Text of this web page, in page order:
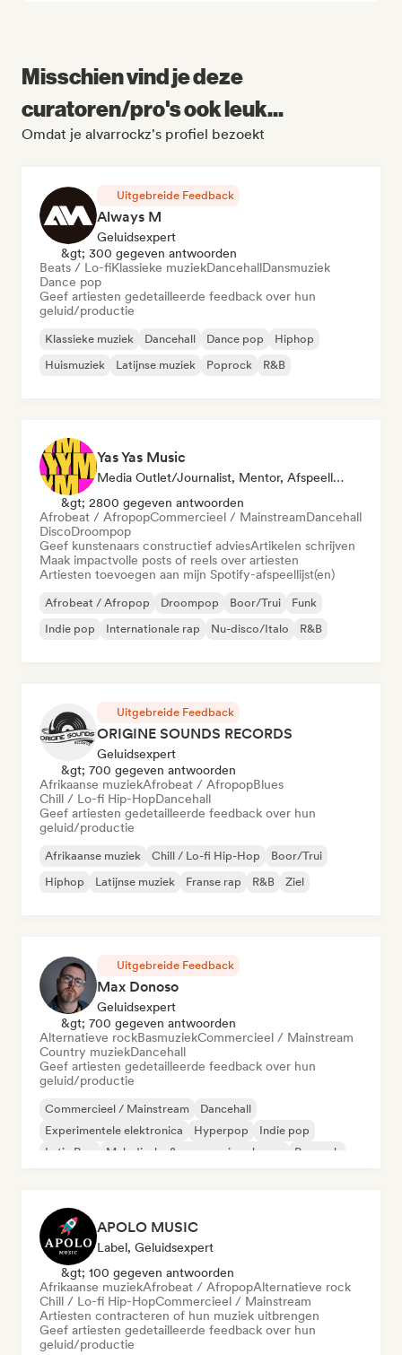
Misschien vind je deze
curatoren/pro's ook leuk...
Omdat je alvarrockz's profiel bezoekt
Uitgebreide Feedback
Always M
Geluidsexpert
&gt; 300 gegeven antwoorden
Beats / Lo-fiKlassieke muziekDancehallDansmuziek
Dance pop
Geef artiesten gedetailleerde feedback over hun
geluid/productie
Klassieke muziek Dancehall Dance pop
Hiphop
Huismuziek
Latijnse muziek Poprock R&B
Yas Yas Music
Media Outlet/Journalist, Mentor, Afspeellijst Curator, Sociale Media Beïnvloeder
&gt; 2800 gegeven antwoorden
Afrobeat / AfropopCommercieel / MainstreamDancehall
DiscoDroompop
Geef kunstenaars constructief adviesArtikelen schrijven
Maak impactvolle posts of reels over artiesten
Artiesten toevoegen aan mijn Spotify-afspeellijst(en)
Afrobeat / Afropop Droompop Boor/Trui
Funk
Indie pop
Internationale rap Nu-disco/Italo R&B
Uitgebreide Feedback
ORIGINE SOUNDS RECORDS
Geluidsexpert
&gt; 700 gegeven antwoorden
Afrikaanse muziekAfrobeat / AfropopBlues
Chill / Lo-fi Hip-HopDancehall
Geef artiesten gedetailleerde feedback over hun
geluid/productie
Afrikaanse muziek Chill / Lo-fi Hip-Hop
Boor/Trui
Hiphop
Latijnse muziek Franse rap R&B Ziel
Uitgebreide Feedback
Max Donoso
Geluidsexpert
&gt; 700 gegeven antwoorden
Alternatieve rockBasmuziekCommercieel / Mainstream
Country muziekDancehall
Geef artiesten gedetailleerde feedback over hun
geluid/productie
Commercieel / Mainstream
Dancehall
Experimentele elektronica
Hyperpop
Indie pop
Latin Pop
Melodische & progressieve house Poprock
APOLO MUSIC
Label, Geluidsexpert
&gt; 100 gegeven antwoorden
Afrikaanse muziekAfrobeat / AfropopAlternatieve rock
Chill / Lo-fi Hip-HopCommercieel / Mainstream
Artiesten contracteren of hun muziek uitbrengen
Geef artiesten gedetailleerde feedback over hun
geluid/productie